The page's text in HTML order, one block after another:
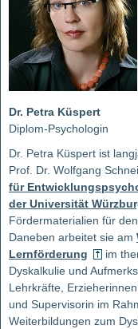
Dr. Petra Küspert
Diplom-Psychologin
Dr. Petra Küspert ist
Prof. Dr. Wolfgang
für
der Universität
Fördermaterialien für
Daneben arbeitet sie am
Lernförderung
im
Dyskalkulie und
Lehrkräfte,
und Supervisorin im
Weiterbildungen zum